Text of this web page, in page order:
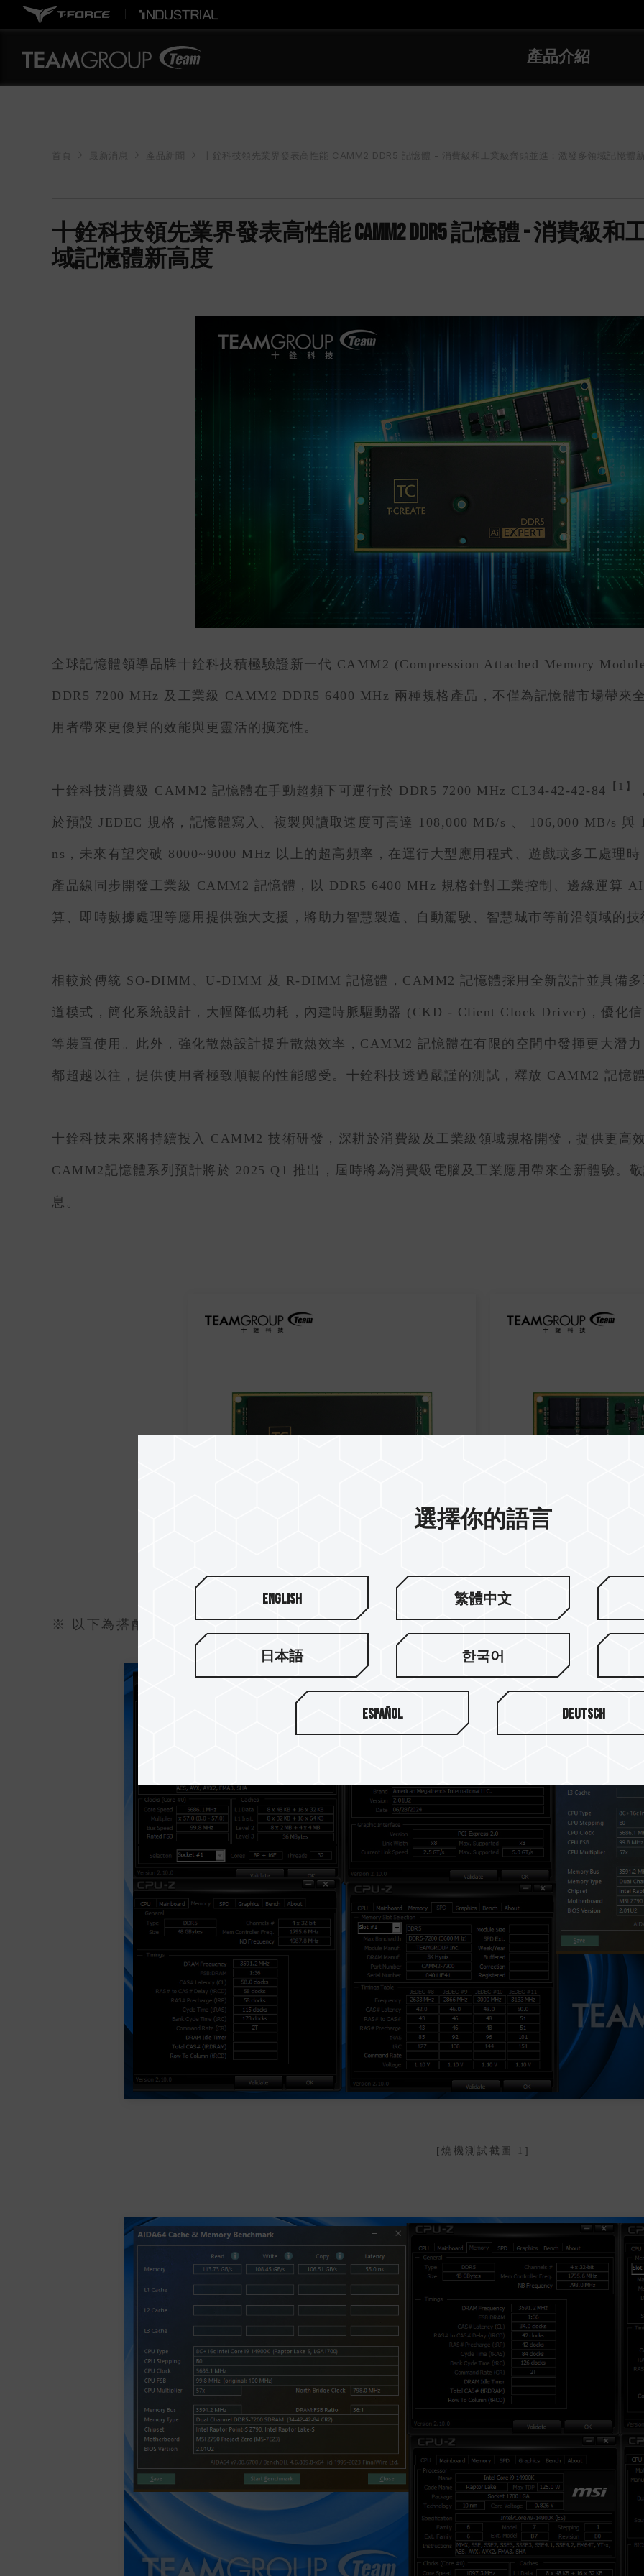
產品介紹
最新消息 產品新聞 十銓科技領先業界發表高性能 CAMM2 DDR5 記憶體 - 消費級和工業級齊頭並進；激發多領域記憶體
十銓科技領先業界發表高性能 CAMM2 DDR5 記憶體 - 消費級
域記憶體新高度
全球記憶體領導品牌十銓科技積極驗證新一代 CAMM2 (Compression Attached Memory
DDR5 7200 MHz 及工業級 CAMM2 DDR5 6400 MHz 兩種規格產品，不僅為記憶體市場帶來
用者帶來更優異的效能與更靈活的擴充性。
十銓科技消費級 CAMM2 記憶體在手動超頻下可運行於 DDR5 7200 MHz CL34-42-42-84 【1】
於預設 JEDEC 規格，記憶體寫入、複製與讀取速度可高達 108,000 MB/s 、 106,000 MB/s
ns，未來有望突破 8000~9000 MHz 以上的超高頻率，在運行大型應用程式、遊戲或多工處理
產品線同步開發工業級 CAMM2 記憶體，以 DDR5 6400 MHz 規格針對工業控制、邊緣運算
算、即時數據處理等應用提供強大支援，將助力智慧製造、自動駕駛、智慧城市等前沿領域的
相較於傳統 SO-DIMM、U-DIMM 及 R-DIMM 記憶體，CAMM2 記憶體採用全新設計並具備
道模式，簡化系統設計，大幅降低功耗，內建時脈驅動器 (CKD - Client Clock Driver)，優化
等裝置使用。此外，強化散熱設計提升散熱效率，CAMM2 記憶體在有限的空間中發揮更大潛
都超越以往，提供使用者極致順暢的性能感受。十銓科技透過嚴謹的測試，釋放 CAMM2 記憶
十銓科技未來將持續投入 CAMM2 技術研發，深耕於消費級及工業級領域規格開發，提供更高
CAMM2記憶體系列預計將於 2025 Q1 推出，屆時將為消費級電腦及工業應用帶來全新體驗。
息。
※ 以下為搭配 Intel i9-14900K 處理器搭配 Z790 PROJECT ZERO (CAMM2) 主機板通
[燒機測試截圖 1]
選擇你的語言
English 繁體中文
日本語 한국어
Español Deutsch